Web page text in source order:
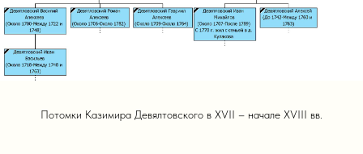
Потомки Казимира Девялтовского в XVII – начале XVIII вв.